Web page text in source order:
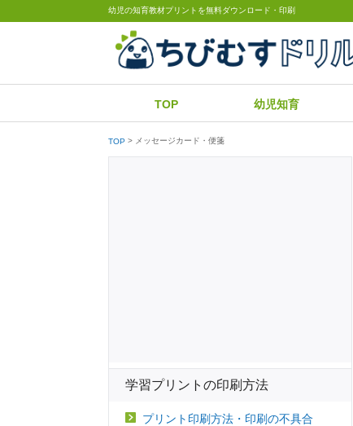
幼児の知育教材プリントを無料ダウンロード・印刷
TOP 幼児知育
TOP メッセージカード・便箋
学習プリントの印刷方法
プリント印刷方法・印刷の不具合